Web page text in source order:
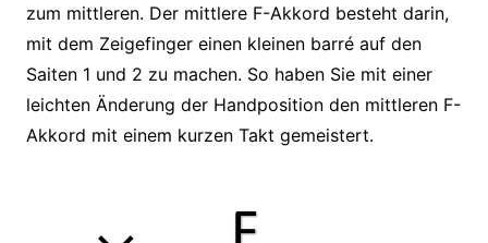
zum mittleren. Der mittlere F-Akkord besteht darin,
mit dem Zeigefinger einen kleinen barré auf den
Saiten 1 und 2 zu machen. So haben Sie mit einer
leichten Änderung der Handposition den mittleren F-
Akkord mit einem kurzen Takt gemeistert.